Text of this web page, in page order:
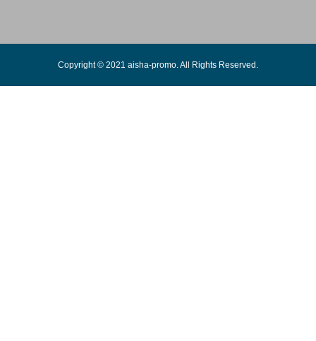
Copyright © 2021 aisha-promo. All Rights Reserved.